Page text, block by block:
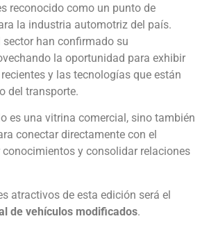
reconocido como un punto de
la industria automotriz del país.
sector han confirmado su
la oportunidad para exhibir
y las tecnologías que están
del transporte.
es una vitrina comercial, sino también
conectar directamente con el
y consolidar relaciones
atractivos de esta edición será el
de vehículos modificados.